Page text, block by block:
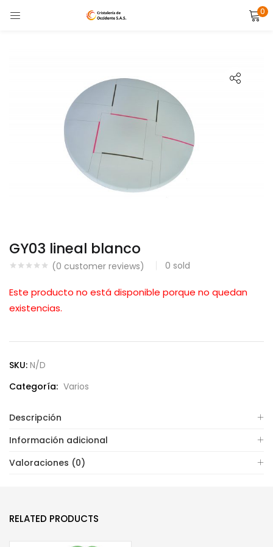
0
LOGIN
Remember me
GY03 lineal blanco
(0 customer reviews) 0 sold
Este producto no está disponible porque no quedan
existencias.
SKU: N/D
Categoría: Varios
Descripción
Información adicional
Valoraciones (0)
RELATED PRODUCTS